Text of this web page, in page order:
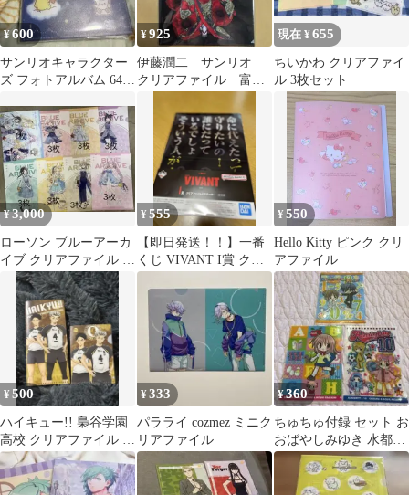
¥600
サンリオキャラクター
ズ フォトアルバム 64ポ
¥925
伊藤潤二 サンリオ
クリアファイル 富
現在 ¥655
ちいかわ クリアファイ
ル 3枚セット
¥3,000
ローソン ブルーアーカ
イブ クリアファイル 8
種 22枚確認お願いし
ます。
¥555
【即日発送！！】一番
くじ VIVANT I賞 クリ
アファイル
¥550
Hello Kitty ピンク クリ
アファイル
¥500
ハイキュー!! 梟谷学園
高校 クリアファイル 2
種セット
¥333
パラライ cozmez ミニク
リアファイル
¥360
ちゅちゅ付録 セット お
おばやしみゆき 水都あ
くあ やぶうち優